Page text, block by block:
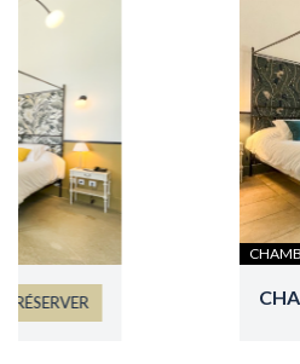
CHAMBRE DOUBLE DELUXE
CHAMBRE 2